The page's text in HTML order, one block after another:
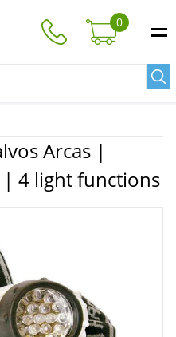
0
|
| 4 light functions